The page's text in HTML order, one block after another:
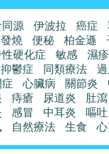
源 伊波拉 癌症
發燒
便秘 柏金遜
硬化症
敏感 濕疹
抑鬱症
同類療法
心臟病 關節炎
痔瘡 尿道炎 肚瀉
感冒 中耳炎 嘔吐
自然療法 生食